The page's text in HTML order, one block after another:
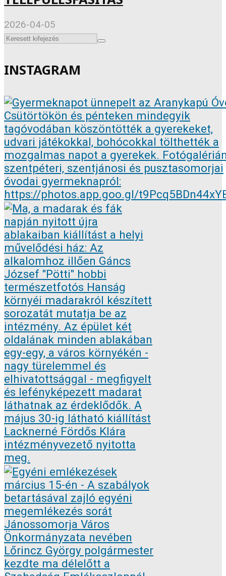
2026-04-05
INSTAGRAM